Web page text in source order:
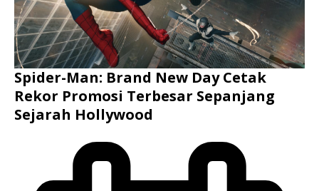
Spider-Man: Brand New Day Cetak
Rekor Promosi Terbesar Sepanjang
Sejarah Hollywood